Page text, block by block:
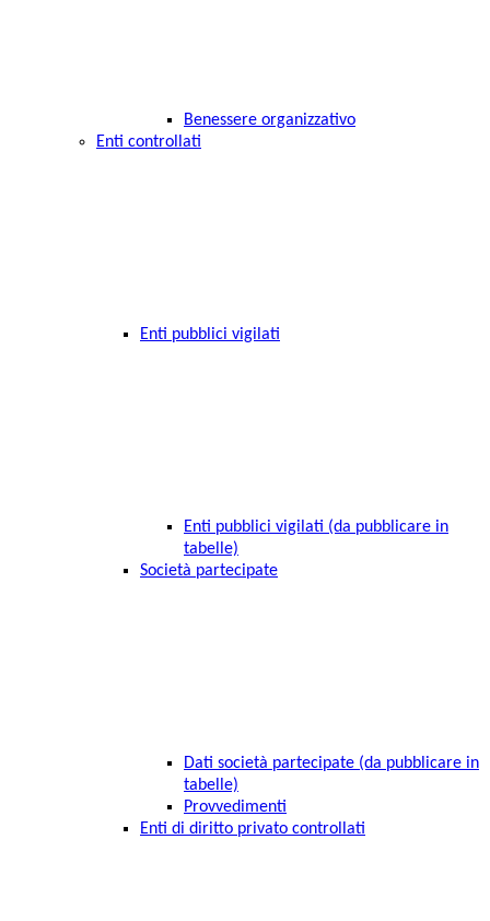
Benessere organizzativo
Enti controllati
Enti pubblici vigilati
Enti pubblici vigilati (da pubblicare in
tabelle)
Società partecipate
Dati società partecipate (da pubblicare in
tabelle)
Provvedimenti
Enti di diritto privato controllati